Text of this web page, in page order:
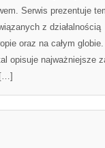
Serwis prezentuje
z działalnością
oraz na całym
opisuje najważniejsze